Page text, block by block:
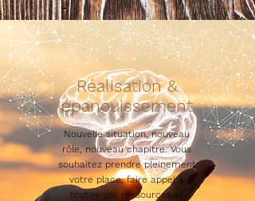
Réalisation &
épanouissement
Nouvelle situation, nouveau
rôle, nouveau chapitre. Vous
souhaitez prendre pleinement
votre place, faire appel à
toutes vos ressources et